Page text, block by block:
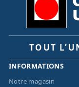
TOUT
INFORMATIONS
Notre magasin